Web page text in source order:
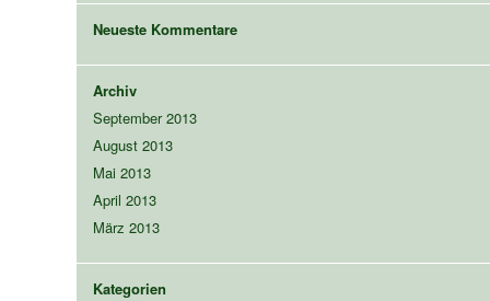
Neueste Kommentare
Archiv
September 2013
August 2013
Mai 2013
April 2013
März 2013
Kategorien